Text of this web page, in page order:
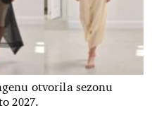
otvorila sezonu
2027.